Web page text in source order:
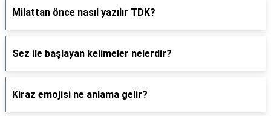
Milattan önce nasıl yazılır TDK?
Sez ile başlayan kelimeler nelerdir?
Kiraz emojisi ne anlama gelir?